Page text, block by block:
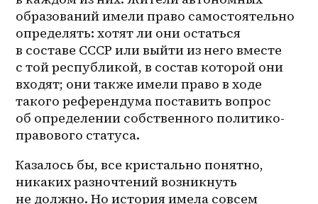
образований имели право самостоятельно
определять: хотят ли они остаться
в составе СССР или выйти из него вместе
с той республикой, в состав которой они
входят; они также имели право в ходе
такого референдума поставить вопрос
об определении собственного политико-
правового статуса.
Казалось бы, все кристально понятно,
никаких разночтений возникнуть
не должно. Но история имела совсем